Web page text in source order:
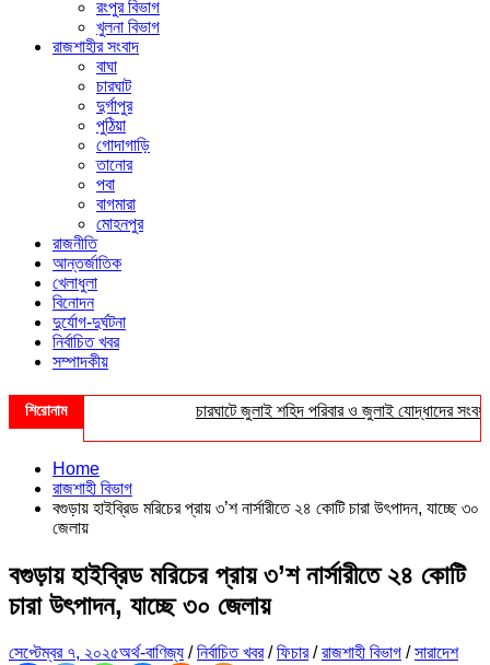
রংপুর বিভাগ
খুলনা বিভাগ
রাজশাহীর সংবাদ
বাঘা
চারঘাট
দুর্গাপুর
পুঠিয়া
গোদাগাড়ি
তানোর
পবা
বাগমারা
মোহনপুর
রাজনীতি
আন্তর্জাতিক
খেলাধুলা
বিনোদন
দুর্যোগ-দুর্ঘটনা
নির্বাচিত খবর
সম্পাদকীয়
শিরোনাম চারঘাটে জুলাই শহিদ পরিবার ও জুলাই যোদ্ধাদের সংবর্ধনা
Home
রাজশাহী বিভাগ
বগুড়ায় হাইব্রিড মরিচের প্রায় ৩’শ নার্সারীতে ২৪ কোটি চারা উৎপাদন, যাচ্ছে ৩০
জেলায়
বগুড়ায় হাইব্রিড মরিচের প্রায় ৩’শ নার্সারীতে ২৪ কোটি
চারা উৎপাদন, যাচ্ছে ৩০ জেলায়
সেপ্টেম্বর ৭, ২০২৫অর্থ-বাণিজ্য /নির্বাচিত খবর/ফিচার/রাজশাহী বিভাগ /সারাদেশ